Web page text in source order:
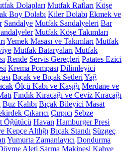
Dolapları Mutfak Rafları Köşe
Boy Dolabı Kiler Dolabı Ekmek ve
Sandalye Mutfak Sandalyeleri Bar
Mutfak Köşe Takımları
Yemek Masası ve Takımları Mutfak
Mutfak Bataryaları Mutfak
Rende Servis Gereçleri Patates Ezici
Krema Pompası Dilimleyici
Bıçak ve Bıçak Setleri Yağ
Ölçü Kabı ve Kaşığı Merdane ve
Fındık Kıracağı ve Ceviz Kıracağı
Buz Kalıbı Bıçak Bileyici Masat
Çıkarıcı Çırpıcı Sebze
Öğütücü Havan Hamburger Presi
Kepçe Altlığı Bıçak Standı Süzgeç
Yumurta Zamanlayıcı Dondurma
Aleti Sarma Makinesi Kahve